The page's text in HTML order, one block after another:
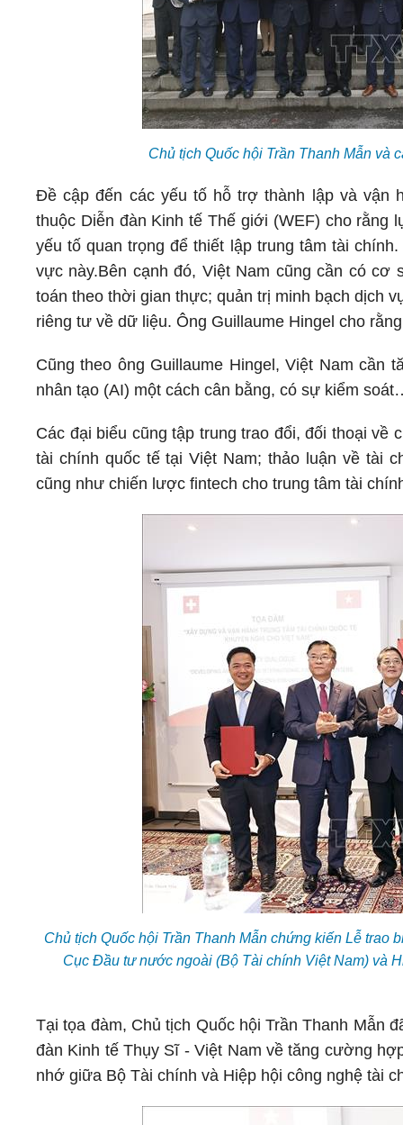
Chủ tịch Quốc hội Trần Thanh Mẫn và
Đề cập đến các yếu tố hỗ trợ thành lập và vận
thuộc Diễn đàn Kinh tế Thế giới (WEF) cho
yếu tố quan trọng để thiết lập trung tâm tài
vực này.Bên cạnh đó, Việt Nam cũng cần có cơ
toán theo thời gian thực; quản trị minh bạch dịch
riêng tư về dữ liệu. Ông Guillaume Hingel cho
Cũng theo ông Guillaume Hingel, Việt Nam
nhân tạo (AI) một cách cân bằng, có sự kiểm
Các đại biểu cũng tập trung trao đổi, đối thoại về
tài chính quốc tế tại Việt Nam; thảo luận về tài
cũng như chiến lược fintech cho trung tâm tài
Chủ tịch Quốc hội Trần Thanh Mẫn chứng kiến Lễ trao
Cục Đầu tư nước ngoài (Bộ Tài chính Việt Nam) và
Tại tọa đàm, Chủ tịch Quốc hội Trần Thanh Mẫn
đàn Kinh tế Thụy Sĩ - Việt Nam về tăng cường
nhớ giữa Bộ Tài chính và Hiệp hội công nghệ tài